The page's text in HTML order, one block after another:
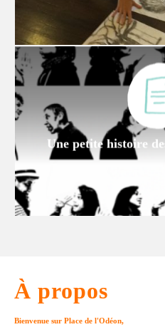
Une petite histoire
À propos
Bienvenue sur Place de l'Odéon,